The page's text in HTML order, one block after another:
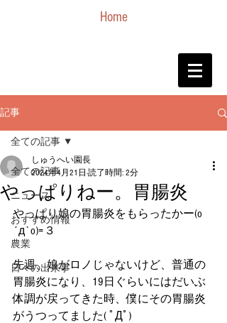
Home
記事
全ての記事
ニュース
おすすめ情報
農業
日々の出来事
全ての記事
やっぱりねー。胃腸炎
しゅうへい園長
2024年4月21日 読了時間: 2分
やっぱり娘の胃腸炎をもらったかー(o
´д`o)=３
先週、娘がロノじゃないけど、普通の
胃腸炎になり、19日ぐらいにはだいぶ
体調が戻ってきた時、僕にその胃腸炎
がうつってました( ﾟДﾟ)